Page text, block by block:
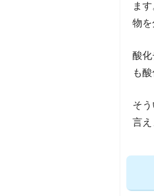
ま
物を
酸
も
そ
言え